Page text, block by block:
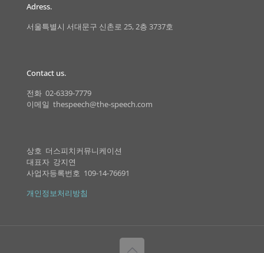
Adress.
서울특별시 서대문구 신촌로 25, 2층 3737호
Contact us.
전화 02-6339-7779
이메일 thespeech@the-speech.com
상호 더스피치커뮤니케이션
대표자 강지연
사업자등록번호 109-14-76691
개인정보처리방침